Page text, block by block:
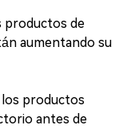
productos de
aumentando su
los productos
antes de